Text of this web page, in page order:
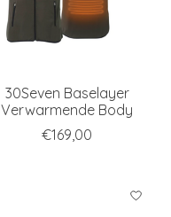
30Seven Baselayer
Verwarmende Body
€169,00